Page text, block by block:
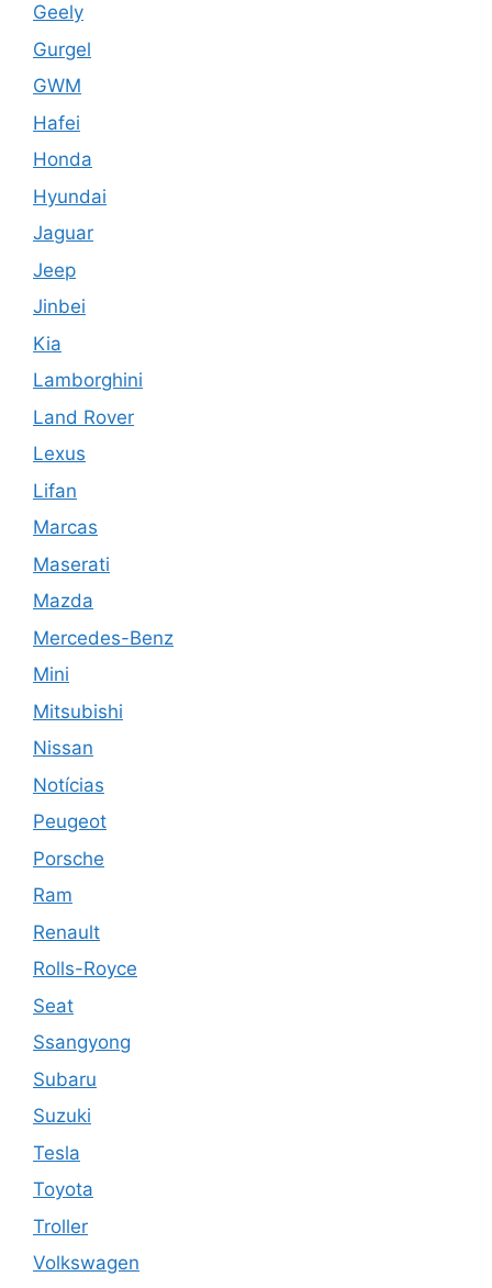
Geely
Gurgel
GWM
Hafei
Honda
Hyundai
Jaguar
Jeep
Jinbei
Kia
Lamborghini
Land Rover
Lexus
Lifan
Marcas
Maserati
Mazda
Mercedes-Benz
Mini
Mitsubishi
Nissan
Notícias
Peugeot
Porsche
Ram
Renault
Rolls-Royce
Seat
Ssangyong
Subaru
Suzuki
Tesla
Toyota
Troller
Volkswagen